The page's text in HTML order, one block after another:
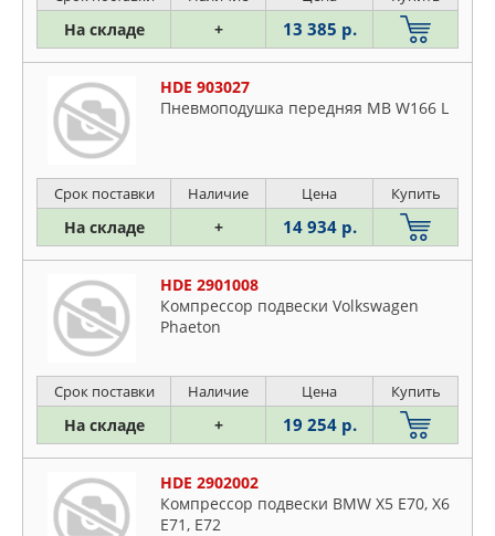
На складе + 13 385 р.
HDE 903027
Пневмоподушка передняя MB W166 L
Срок поставки Наличие Цена Купить
На складе + 14 934 р.
HDE 2901008
Компрессор подвески Volkswagen
Phaeton
Срок поставки Наличие Цена Купить
На складе + 19 254 р.
HDE 2902002
Компрессор подвески BMW X5 E70, X6
E71, E72